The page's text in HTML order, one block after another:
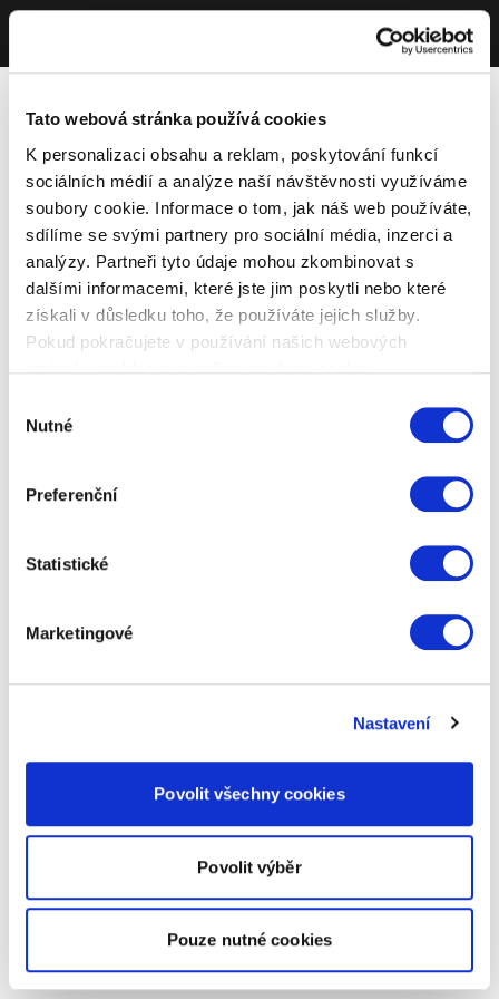
Tato webová stránka používá cookies
K personalizaci obsahu a reklam, poskytování funkcí
sociálních médií a analýze naší návštěvnosti využíváme
soubory cookie. Informace o tom, jak náš web používáte,
sdílíme se svými partnery pro sociální média, inzerci a
analýzy. Partneři tyto údaje mohou zkombinovat s
dalšími informacemi, které jste jim poskytli nebo které
získali v důsledku toho, že používáte jejich služby.
Pokud pokračujete v používání našich webových
souhlasu
Nutné
Preferenční
Statistické
Marketingové
Nastavení
Povolit všechny cookies
Povolit výběr
Pouze nutné cookies